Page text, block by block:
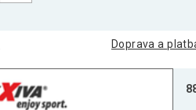
Doprava a